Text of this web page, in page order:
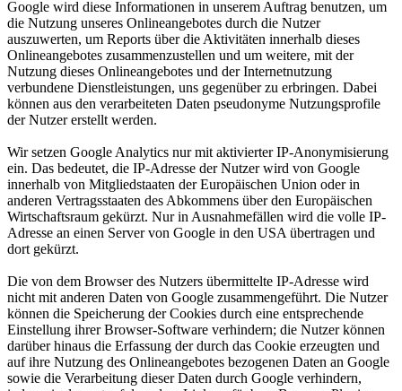
Google wird diese Informationen in unserem Auftrag benutzen, um
die Nutzung unseres Onlineangebotes durch die Nutzer
auszuwerten, um Reports über die Aktivitäten innerhalb dieses
Onlineangebotes zusammenzustellen und um weitere, mit der
Nutzung dieses Onlineangebotes und der Internetnutzung
verbundene Dienstleistungen, uns gegenüber zu erbringen. Dabei
können aus den verarbeiteten Daten pseudonyme Nutzungsprofile
der Nutzer erstellt werden.
Wir setzen Google Analytics nur mit aktivierter IP-Anonymisierung
ein. Das bedeutet, die IP-Adresse der Nutzer wird von Google
innerhalb von Mitgliedstaaten der Europäischen Union oder in
anderen Vertragsstaaten des Abkommens über den Europäischen
Wirtschaftsraum gekürzt. Nur in Ausnahmefällen wird die volle IP-
Adresse an einen Server von Google in den USA übertragen und
dort gekürzt.
Die von dem Browser des Nutzers übermittelte IP-Adresse wird
nicht mit anderen Daten von Google zusammengeführt. Die Nutzer
können die Speicherung der Cookies durch eine entsprechende
Einstellung ihrer Browser-Software verhindern; die Nutzer können
darüber hinaus die Erfassung der durch das Cookie erzeugten und
auf ihre Nutzung des Onlineangebotes bezogenen Daten an Google
sowie die Verarbeitung dieser Daten durch Google verhindern,